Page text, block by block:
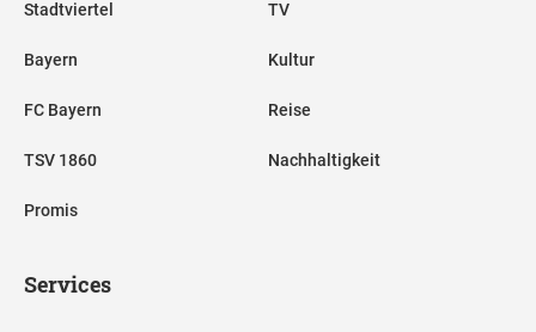
Stadtviertel
Bayern
FC Bayern
TSV 1860
Promis
TV
Kultur
Reise
Nachhaltigkeit
Services